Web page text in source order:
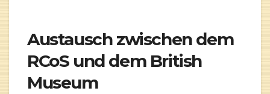
Austausch zwischen dem
RCoS und dem British
Museum